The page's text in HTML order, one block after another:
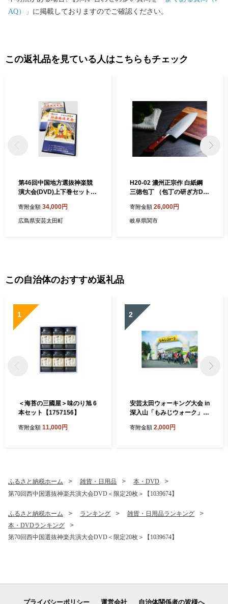
AQ）」 に掲載しておりますのでご確認ください。
この返礼品を見ている人はこちらもチェック
第46回中国地方選抜神楽競
演大会(DVD)上下巻セット
寄附金額 34,000円
広島県安芸太田町
H20-02 濃州正宗作 白紙鋼
三徳包丁 （包丁の研ぎ方DV
寄附金額 26,000円
岐阜県関市
この自治体のおすすめ返礼品
1
＜海苔の三國屋＞味のり旭 6
本セット【1757156】
寄附金額 11,000円
2
安芸太田ウォーキング大会 in
深入山「もみじウォーク」こ
4】
寄附金額 2,000円
ふるさと納税ホーム 雑貨・日用品
本・DVD
第70回西中国選抜神楽共演大会DVD＜限定20枚＞【1039674】
ふるさと納税ホーム ランキング
雑貨・日用品ランキング
本・DVDランキング
第70回西中国選抜神楽共演大会DVD＜限定20枚＞【1039674】
プライバシーポリシー 運営会社 自治体関係者の皆様へ